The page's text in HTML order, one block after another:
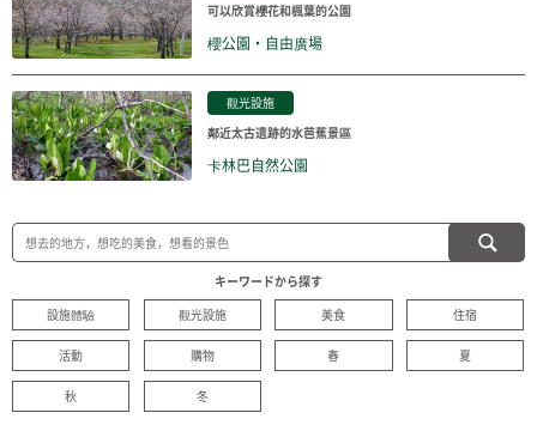
可以欣賞櫻花和楓葉的公園
櫻公園・自由廣場
觀光設施
鄰近太古遺跡的水芭蕉景區
卡林巴自然公園
キーワードから探す
設施體驗
觀光設施 美食 住宿
活動 購物 春 夏
秋 冬